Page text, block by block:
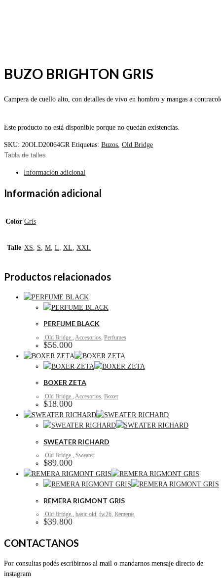
BUZO BRIGHTON GRIS
Campera de cuello alto, con detalles de vivo en hombro y mangas a
Este producto no está disponible porque no quedan existencias.
SKU: 20OLD20064GR Etiquetas: Buzos, Old Bridge
Tabla de talles
Información adicional
Información adicional
Color Gris
Talle XS, S, M, L, XL, XXL
Productos relacionados
PERFUME BLACK
.Old Bridge. Accesorios Perfumes
$56.000
BOXER ZETA
.Old Bridge., Accesorios, Boxer
$18.000
SWEATER RICHARD
.Old Bridge., Sweater
$89.000
REMERA RIGMONT GRIS
.Old Bridge., basic old, fw26, Remeras
$39.800
CONTACTANOS
Por consultas podés escribirnos al mail o mandarnos mensaje directo de
instagram